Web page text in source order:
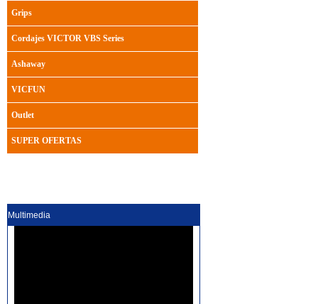
Grips
Cordajes VICTOR VBS Series
Ashaway
VICFUN
Outlet
SUPER OFERTAS
Multimedia